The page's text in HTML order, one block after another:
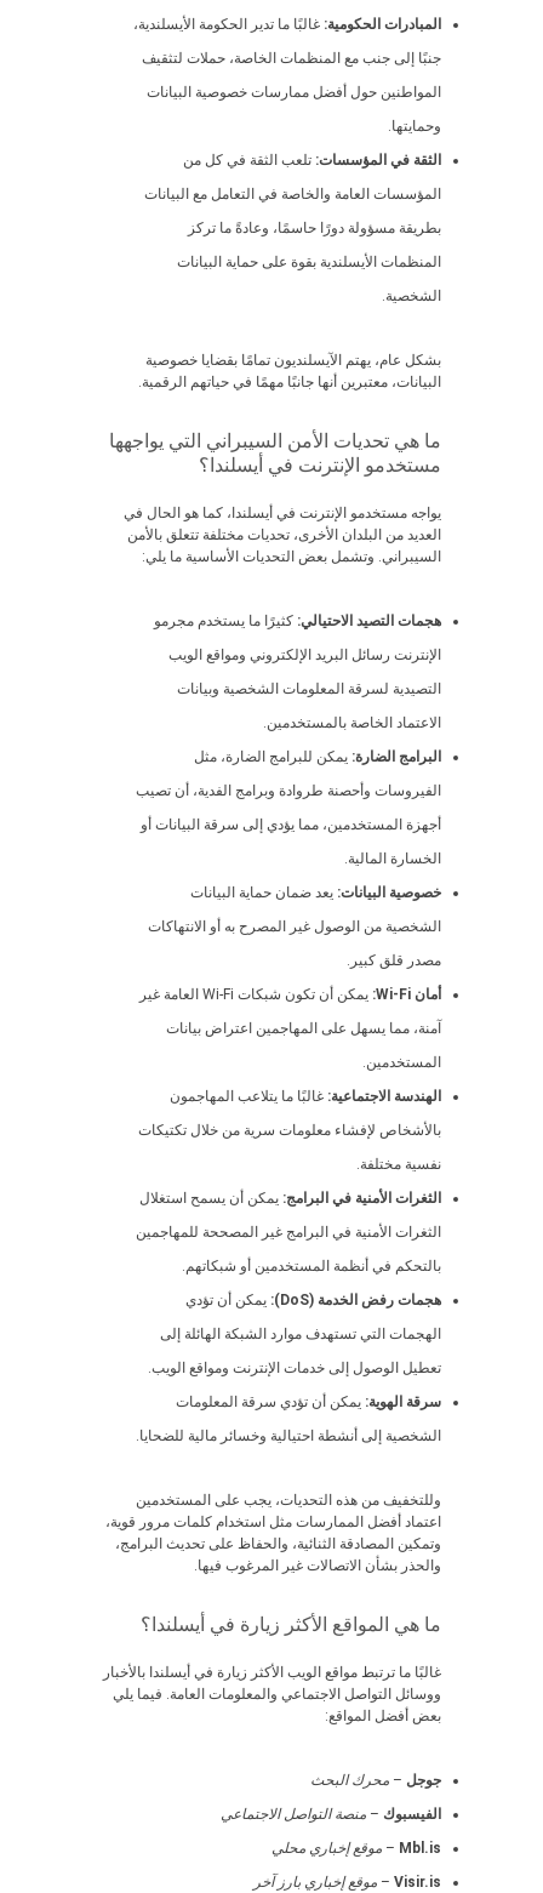
المبادرات الحكومية: غالبًا ما تدير الحكومة الأيسلندية،
جنبًا إلى جنب مع المنظمات الخاصة، حملات لتثقيف
المواطنين حول أفضل ممارسات خصوصية البيانات
وحمايتها.
الثقة في المؤسسات: تلعب الثقة في كل من
المؤسسات العامة والخاصة في التعامل مع البيانات
بطريقة مسؤولة دورًا حاسمًا، وعادةً ما تركز
المنظمات الأيسلندية بقوة على حماية البيانات
الشخصية.
بشكل عام، يهتم الآيسلنديون تمامًا بقضايا خصوصية
البيانات، معتبرين أنها جانبًا مهمًا في حياتهم الرقمية.
ما هي تحديات الأمن السيبراني التي يواجهها
مستخدمو الإنترنت في أيسلندا؟
يواجه مستخدمو الإنترنت في أيسلندا، كما هو الحال في
العديد من البلدان الأخرى، تحديات مختلفة تتعلق بالأمن
السيبراني. وتشمل بعض التحديات الأساسية ما يلي:
هجمات التصيد الاحتيالي: كثيرًا ما يستخدم مجرمو
الإنترنت رسائل البريد الإلكتروني ومواقع الويب
التصيدية لسرقة المعلومات الشخصية وبيانات
الاعتماد الخاصة بالمستخدمين.
البرامج الضارة: يمكن للبرامج الضارة، مثل
الفيروسات وأحصنة طروادة وبرامج الفدية، أن تصيب
أجهزة المستخدمين، مما يؤدي إلى سرقة البيانات أو
الخسارة المالية.
خصوصية البيانات: يعد ضمان حماية البيانات
الشخصية من الوصول غير المصرح به أو الانتهاكات
مصدر قلق كبير.
أمان Wi-Fi:
يمكن أن تكون شبكات Wi-Fi العامة غير
آمنة، مما يسهل على المهاجمين اعتراض بيانات
المستخدمين.
الهندسة الاجتماعية: غالبًا ما يتلاعب المهاجمون
بالأشخاص لإفشاء معلومات سرية من خلال تكتيكات
نفسية مختلفة.
الثغرات الأمنية في البرامج: يمكن أن يسمح استغلال
الثغرات الأمنية في البرامج غير المصححة للمهاجمين
بالتحكم في أنظمة المستخدمين أو شبكاتهم.
هجمات رفض الخدمة (DoS):
يمكن أن تؤدي
الهجمات التي تستهدف موارد الشبكة الهائلة إلى
تعطيل الوصول إلى خدمات الإنترنت ومواقع الويب.
سرقة الهوية: يمكن أن تؤدي سرقة المعلومات
الشخصية إلى أنشطة احتيالية وخسائر مالية للضحايا.
وللتخفيف من هذه التحديات، يجب على المستخدمين
اعتماد أفضل الممارسات مثل استخدام كلمات مرور قوية،
وتمكين المصادقة الثنائية، والحفاظ على تحديث البرامج،
والحذر بشأن الاتصالات غير المرغوب فيها.
ما هي المواقع الأكثر زيارة في أيسلندا؟
غالبًا ما ترتبط مواقع الويب الأكثر زيارة في أيسلندا بالأخبار
ووسائل التواصل الاجتماعي والمعلومات العامة. فيما يلي
بعض أفضل المواقع:
جوجل – محرك البحث
الفيسبوك – منصة التواصل الاجتماعي
Mbl.is
– موقع إخباري محلي
Visir.is
– موقع إخباري بارز آخر